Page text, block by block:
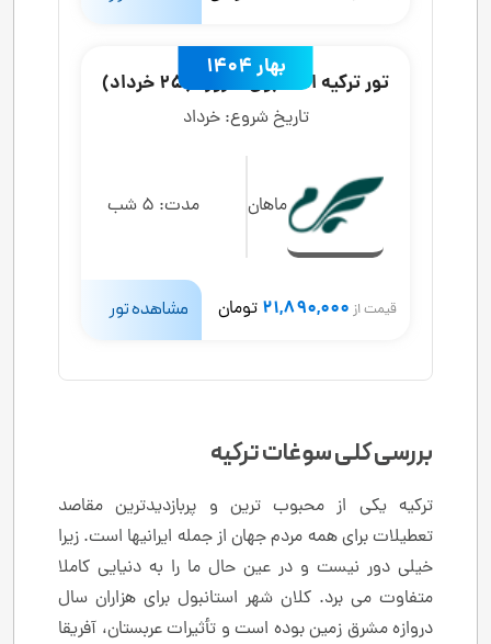
بهار 1404
تور ترکیه استانبول 6 روزه (25 خرداد)
تاریخ شروع: خرداد
ماهان مدت: 5 شب
قیمت از 21,890,000 تومان مشاهده تور
بررسی کلی سوغات ترکیه
ترکیه یکی از محبوب ترین و پربازدیدترین مقاصد
تعطیلات برای همه مردم جهان از جمله ایرانیها است. زیرا
خیلی دور نیست و در عین حال ما را به دنیایی کاملا
متفاوت می برد. کلان شهر استانبول برای هزاران سال
دروازه مشرق زمین بوده است و تأثیرات عربستان، آفریقا